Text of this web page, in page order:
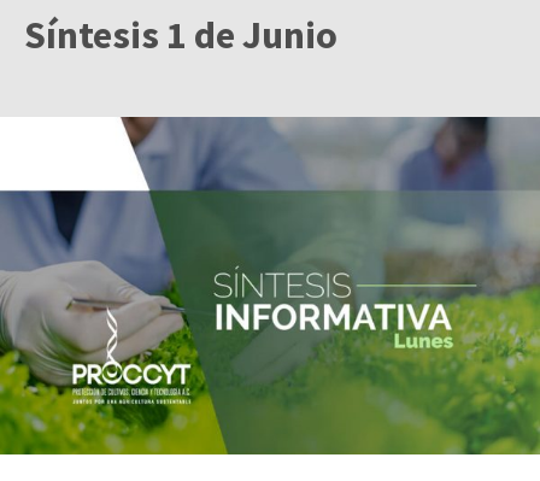
Síntesis 1 de Junio